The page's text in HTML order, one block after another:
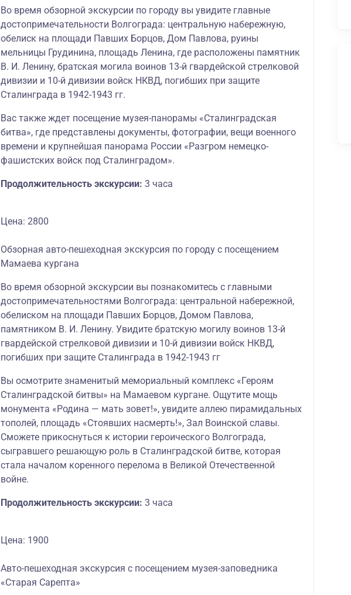
Во время обзорной экскурсии по городу вы увидите главные
достопримечательности Волгограда: центральную набережную,
обелиск на площади Павших Борцов, Дом Павлова, руины
мельницы Грудинина, площадь Ленина, где расположены памятник
В. И. Ленину, братская могила воинов 13-й гвардейской стрелковой
дивизии и 10-й дивизии войск НКВД, погибших при защите
Сталинграда в 1942-1943 гг.
Вас также ждет посещение музея-панорамы «Сталинградская
битва», где представлены документы, фотографии, вещи военного
времени и крупнейшая панорама России «Разгром немецко-
фашистских войск под Сталинградом».
Продолжительность экскурсии: 3 часа
Цена: 2800
Обзорная авто-пешеходная экскурсия по городу с посещением
Мамаева кургана
Во время обзорной экскурсии вы познакомитесь с главными
достопримечательностями Волгограда: центральной набережной,
обелиском на площади Павших Борцов, Домом Павлова,
памятником В. И. Ленину. Увидите братскую могилу воинов 13-й
гвардейской стрелковой дивизии и 10-й дивизии войск НКВД,
погибших при защите Сталинграда в 1942-1943 гг
Вы осмотрите знаменитый мемориальный комплекс «Героям
Сталинградской битвы» на Мамаевом кургане. Ощутите мощь
монумента «Родина — мать зовет!», увидите аллею пирамидальных
тополей, площадь «Стоявших насмерть!», Зал Воинской славы.
Сможете прикоснуться к истории героического Волгограда,
сыгравшего решающую роль в Сталинградской битве, которая
стала началом коренного перелома в Великой Отечественной
войне.
Продолжительность экскурсии: 3 часа
Цена: 1900
Авто-пешеходная экскурсия с посещением музея-заповедника
«Старая Сарепта»